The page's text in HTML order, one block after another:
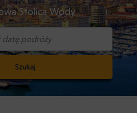
Stolica Wody
datę podróży
Szukaj